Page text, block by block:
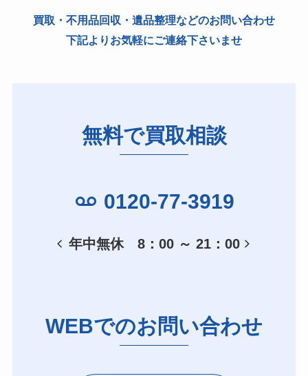
買取・不用品回収・遺品整理などのお問い合わせ
下記よりお気軽にご連絡下さいませ
無料で買取相談
0120-77-3919
年中無休 8：00 ～ 21：00
WEBでのお問い合わせ